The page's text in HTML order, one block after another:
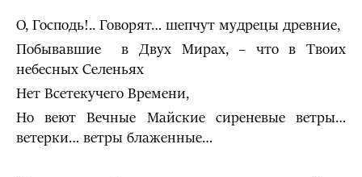
О, Господь!.. Говорят… шепчут мудрецы древние,
Побывавшие в Двух Мирах, – что в Твоих
небесных Селеньях
Нет Всетекучего Времени,
Но веют Вечные Майские сиреневые ветры…
ветерки… ветры блаженные…